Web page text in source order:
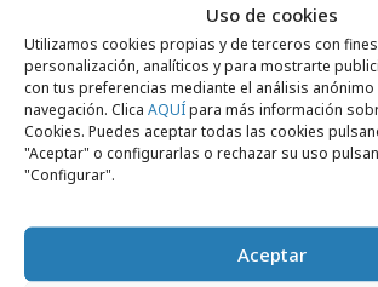
Uso de cookies
Utilizamos cookies propias y de terceros con
personalización, analíticos y para mostrarte
con tus preferencias mediante el análisis
navegación. Clica AQUÍpara más información
Cookies. Puedes aceptar todas las cookies
"Aceptar" o configurarlas o rechazar su uso
"Configurar".
Aceptar
Empresas y Negocios